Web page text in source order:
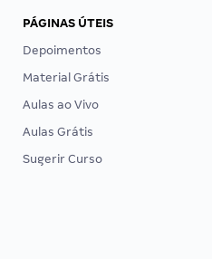
PÁGINAS ÚTEIS
Depoimentos
Material Grátis
Aulas ao Vivo
Aulas Grátis
Sugerir Curso